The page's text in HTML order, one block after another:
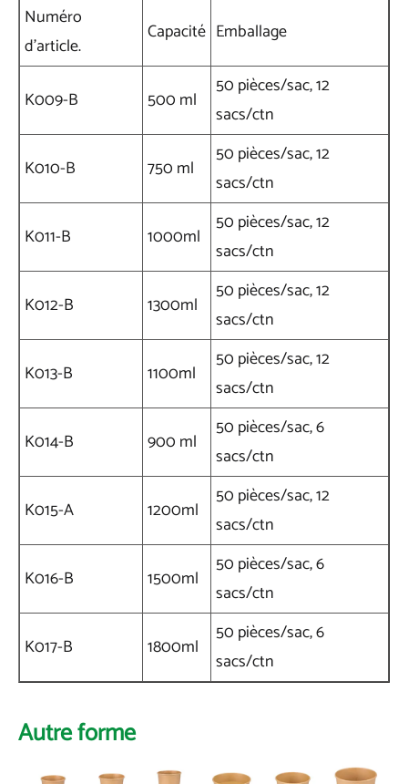
Numéro
d'article.
Capacité Emballage
K009-B 500 ml
50 pièces/sac, 12
sacs/ctn
K010-B
750 ml
50 pièces/sac, 12
sacs/ctn
K011-B
1000ml
50 pièces/sac, 12
sacs/ctn
K012-B
1300ml
50 pièces/sac, 12
sacs/ctn
K013-B
1100ml
50 pièces/sac, 12
sacs/ctn
K014-B
900 ml
50 pièces/sac, 6
sacs/ctn
K015-A
1200ml
50 pièces/sac, 12
sacs/ctn
K016-B
1500ml
50 pièces/sac, 6
sacs/ctn
K017-B
1800ml
50 pièces/sac, 6
sacs/ctn
Autre forme